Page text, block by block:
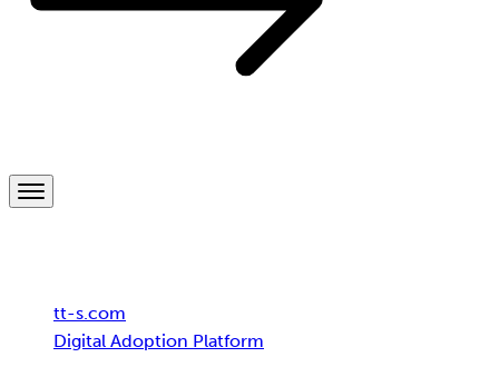
tt-s.com
Digital Adoption Platform